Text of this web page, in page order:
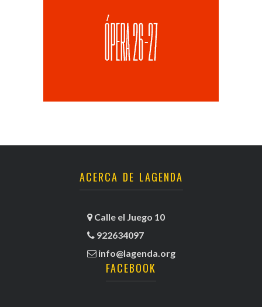
ACERCA DE LAGENDA
Calle el Juego 10
922634097
info@lagenda.org
FACEBOOK